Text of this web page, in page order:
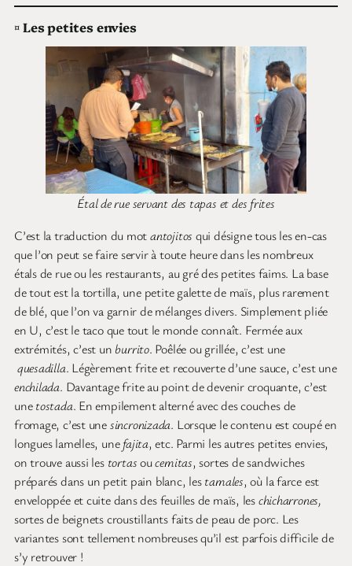
¤Les petites envies
Étal de rue servant des tapas et des frites
C’est la traduction du motantojitos qui désigne tous les en-cas
que l’on peut se faire servir à toute heure dans les nombreux
étals de rue ou les restaurants, au gré des petites faims. La base
de tout est la tortilla, une petite galette de maïs, plus rarement
de blé, que l’on va garnir de mélanges divers. Simplement pliée
en U, c’est le taco que tout le monde connaît. Fermée aux
extrémités, c’est un burrito. Poêlée ou grillée, c’est une
quesadilla. Légèrement frite et recouverte d’une sauce, c’est une
enchilada. Davantage frite au point de devenir croquante, c’est
unetostada. En empilement alterné avec des couches de
fromage, c’est unesincronizada. Lorsque le contenu est coupé en
longues lamelles, unefajita, etc. Parmi les autres petites envies,
on trouve aussi les tortasoucemitas, sortes de sandwiches
préparés dans un petit pain blanc, lestamales, où la farce est
enveloppée et cuite dans des feuilles de maïs, leschicharrones,
sortes de beignets croustillants faits de peau de porc. Les
variantes sont tellement nombreuses qu’il est parfois difficile de
s’y retrouver !